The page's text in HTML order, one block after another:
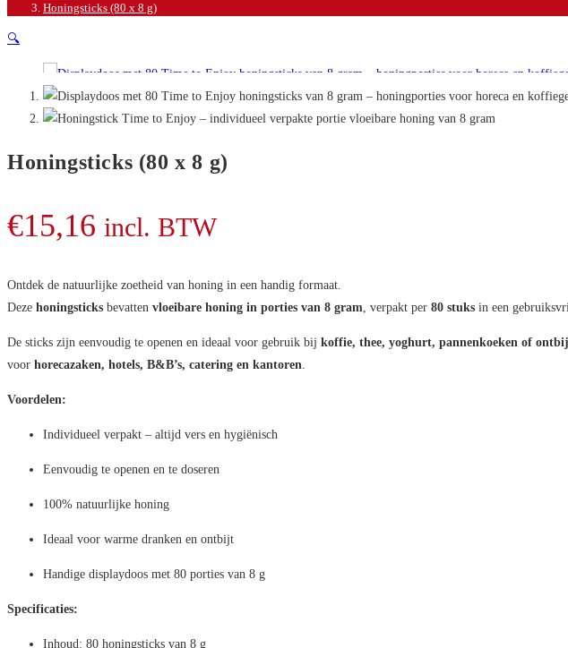
Honingsticks (80 x 8 g)
🔍
Honingsticks (80 x 8 g)
€15,16 incl. BTW
Ontdek de natuurlijke zoetheid van honing in een handig formaat.
Deze honingsticks bevatten vloeibare honing in porties van 8 gram , verpakt per 80 stuks in een
De sticks zijn eenvoudig te openen en ideaal voor gebruik bij koffie, thee, yoghurt, pannenkoeken of
voor horecazaken, hotels, B&B’s, catering en kantoren
Voordelen:
Individueel verpakt – altijd vers en hygiënisch
Eenvoudig te openen en te doseren
100% natuurlijke honing
Ideaal voor warme dranken en ontbijt
Handige displaydoos met 80 porties van 8 g
Specificaties:
Inhoud: 80 honingsticks van 8 g